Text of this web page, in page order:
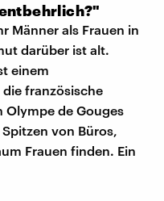
Männer als Frauen in
darüber ist alt.
einem
französische
de Gouges
von Büros,
Frauen finden. Ein